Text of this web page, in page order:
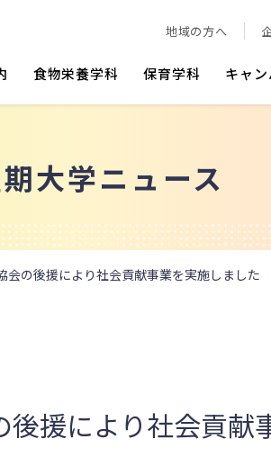
地域の方へ
食物栄養学科 保育学科 キャ
大学ニュース
会の後援により社会貢献事業を実施しました
援により社会貢献